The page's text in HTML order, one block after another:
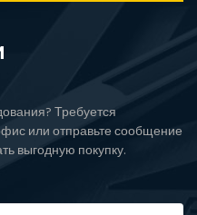
Требуется
или отправьте сообщение
выгодную покупку.